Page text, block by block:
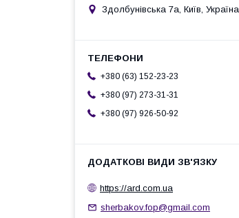
Здолбунівська 7а, Київ, Україна
+380 (63) 152-23-23
+380 (97) 273-31-31
+380 (97) 926-50-92
https://ard.com.ua
sherbakov.fop@gmail.com